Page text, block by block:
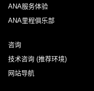
ANA服务体验
ANA里程俱乐部
咨询
技术咨询 (推荐环境)
网站导航